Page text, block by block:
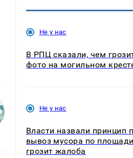
Не у нас
В РПЦ сказали, чем
фото на могильном
Не у нас
Власти назвали принцип
вывоз мусора по
грозит жалоба